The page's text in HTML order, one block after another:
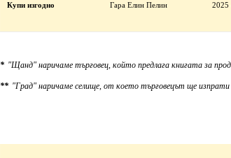
Купи изгодно Гара Елин Пелин 2025
* "Щанд" наричаме търговец, който предлага книгата за
** "Град" наричаме селище, от което търговецът ще изпрати